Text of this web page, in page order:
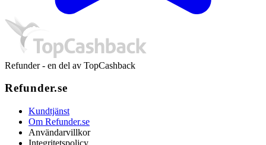
Refunder - en del av TopCashback
Refunder.se
Kundtjänst
Om Refunder.se
Användarvillkor